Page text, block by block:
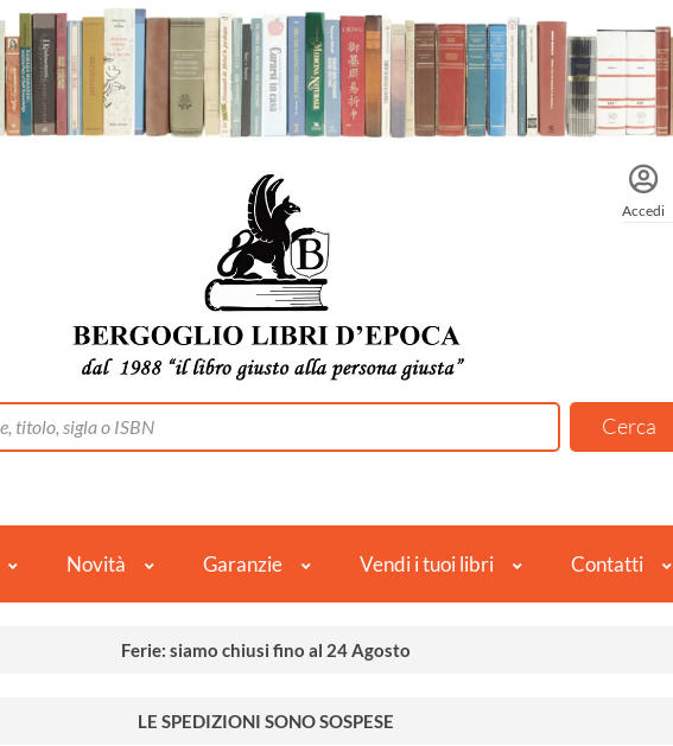
Accedi
Novità Garanzie Vendi i tuoi libri Contatti
Ferie: siamo chiusi fino al 24 Agosto
LE SPEDIZIONI SONO SOSPESE